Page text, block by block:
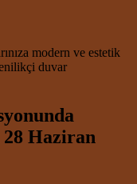
modern ve estetik
duvar
Haziran